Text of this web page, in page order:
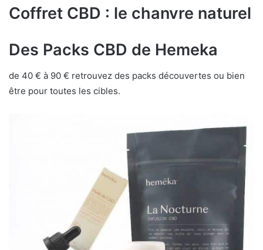
Coffret CBD : le chanvre naturel
Des Packs CBD de Hemeka
de 40 € à 90 € retrouvez des packs découvertes ou bien
être pour toutes les cibles.